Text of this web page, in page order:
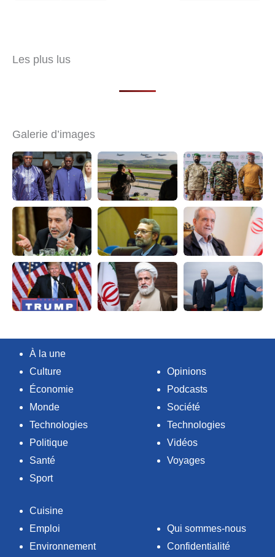
Les plus lus
Galerie d’images
À la une
Culture
Économie
Monde
Technologies
Politique
Santé
Sport
Opinions
Podcasts
Société
Technologies
Vidéos
Voyages
Cuisine
Emploi
Environnement
Qui sommes-nous
Confidentialité